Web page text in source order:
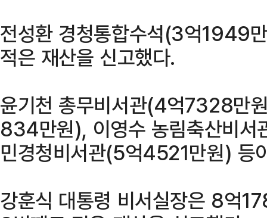
전성환 경청통합수석(3억1949
적은 재산을 신고했다.
윤기천 총무비서관(4억7328만
834만원), 이영수 농림축산비
민경청비서관(5억4521만원) 등
강훈식 대통령 비서실장은 8억